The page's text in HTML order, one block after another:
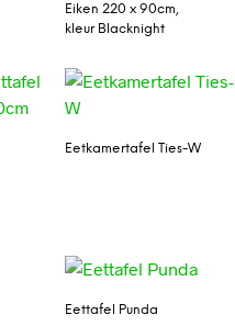
Eiken 220 x 90cm,
kleur Blacknight
Eetkamertafel Ties-W
Eettafel Punda